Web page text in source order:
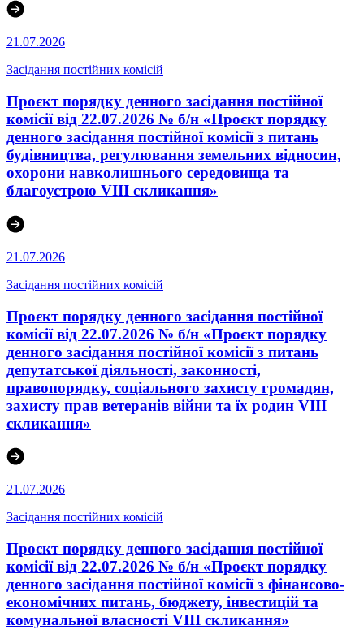
21.07.2026
Засідання постійних комісій
Проєкт порядку денного засідання постійної
комісії від 22.07.2026 № б/н «Проєкт порядку
денного засідання постійної комісії з питань
будівництва, регулювання земельних відносин,
охорони навколишнього середовища та
благоустрою VIII скликання»
21.07.2026
Засідання постійних комісій
Проєкт порядку денного засідання постійної
комісії від 22.07.2026 № б/н «Проєкт порядку
денного засідання постійної комісії з питань
депутатської діяльності, законності,
правопорядку, соціального захисту громадян,
захисту прав ветеранів війни та їх родин VІІІ
скликання»
21.07.2026
Засідання постійних комісій
Проєкт порядку денного засідання постійної
комісії від 22.07.2026 № б/н «Проєкт порядку
денного засідання постійної комісії з фінансово-
економічних питань, бюджету, інвестицій та
комунальної власності VІІІ скликання»